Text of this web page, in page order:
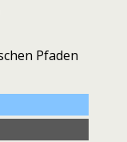
Pfaden